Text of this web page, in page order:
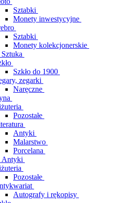
Sztabki
Monety inwestycyjne
Sztabki
Monety kolekcjonerskie
Szkło do 1900
zegarki
Naręczne
Pozostałe
Antyki
Malarstwo
Porcelana
Antyki
Pozostałe
Autografy i rękopisy